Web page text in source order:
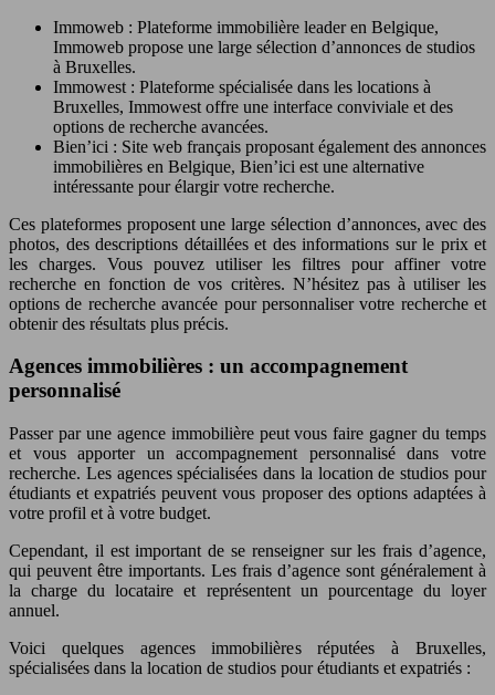
Immoweb : Plateforme immobilière leader en Belgique,
Immoweb propose une large sélection d’annonces de studios
à Bruxelles.
Immowest : Plateforme spécialisée dans les locations à
Bruxelles, Immowest offre une interface conviviale et des
options de recherche avancées.
Bien’ici : Site web français proposant également des annonces
immobilières en Belgique, Bien’ici est une alternative
intéressante pour élargir votre recherche.
Ces plateformes proposent une large sélection d’annonces, avec des
photos, des descriptions détaillées et des informations sur le prix et
les charges. Vous pouvez utiliser les filtres pour affiner votre
recherche en fonction de vos critères. N’hésitez pas à utiliser les
options de recherche avancée pour personnaliser votre recherche et
obtenir des résultats plus précis.
Agences immobilières : un accompagnement
personnalisé
Passer par une agence immobilière peut vous faire gagner du temps
et vous apporter un accompagnement personnalisé dans votre
recherche. Les agences spécialisées dans la location de studios pour
étudiants et expatriés peuvent vous proposer des options adaptées à
votre profil et à votre budget.
Cependant, il est important de se renseigner sur les frais d’agence,
qui peuvent être importants. Les frais d’agence sont généralement à
la charge du locataire et représentent un pourcentage du loyer
annuel.
Voici quelques agences immobilières réputées à Bruxelles,
spécialisées dans la location de studios pour étudiants et expatriés :